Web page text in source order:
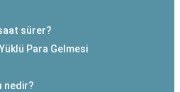
sürer?
Para Gelmesi
nedir?